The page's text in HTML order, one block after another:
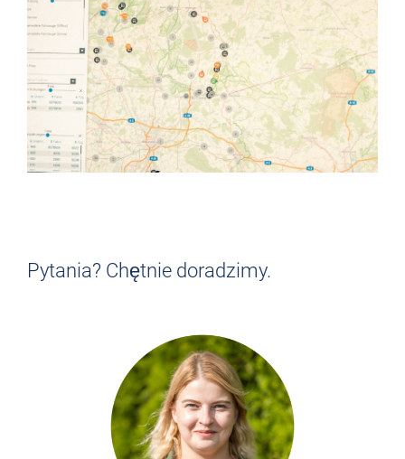
Pytania? Chętnie doradzimy.